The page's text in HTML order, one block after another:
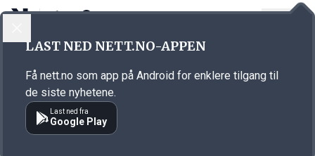
Emne: ungdomsbedrifter
LAST NED NETT.NO-APPEN
Få nett.no som app på Android for enklere tilgang til
de siste nyhetene.
Last ned fra
Google Play